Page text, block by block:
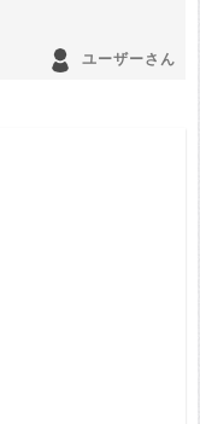
ユーザーさん